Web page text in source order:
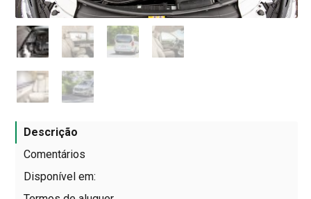
Descrição
Comentários
Disponível em: